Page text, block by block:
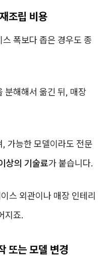
조립 비용
폭보다 좁은 경우도 종
분해해서 옮긴 뒤, 매장
가능한 모델이라도 전문
상의 기술료가 붙습니다.
스 외관이나 매장 인테리
지죠.
또는 모델 변경